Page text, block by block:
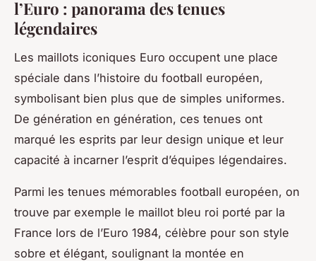
l’Euro : panorama des tenues
légendaires
Les maillots iconiques Euro occupent une place
spéciale dans l’histoire du football européen,
symbolisant bien plus que de simples uniformes.
De génération en génération, ces tenues ont
marqué les esprits par leur design unique et leur
capacité à incarner l’esprit d’équipes légendaires.
Parmi les tenues mémorables football européen, on
trouve par exemple le maillot bleu roi porté par la
France lors de l’Euro 1984, célèbre pour son style
sobre et élégant, soulignant la montée en